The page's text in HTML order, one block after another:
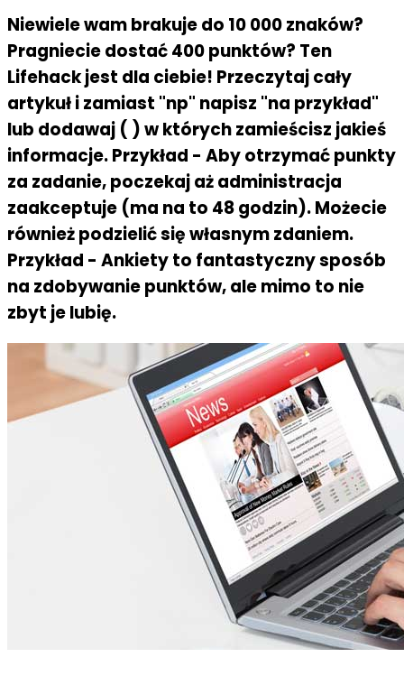
Niewiele wam brakuje do 10 000 znaków?
Pragniecie dostać 400 punktów? Ten
Lifehack jest dla ciebie! Przeczytaj cały
artykuł i zamiast "np" napisz "na przykład"
lub dodawaj ( ) w których zamieścisz jakieś
informacje. Przykład - Aby otrzymać punkty
za zadanie, poczekaj aż administracja
zaakceptuje (ma na to 48 godzin). Możecie
również podzielić się własnym zdaniem.
Przykład - Ankiety to fantastyczny sposób
na zdobywanie punktów, ale mimo to nie
zbyt je lubię.